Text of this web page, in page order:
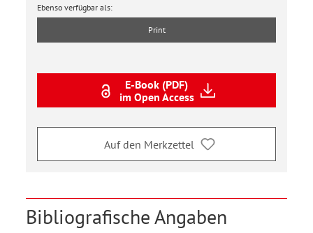
Ebenso verfügbar als:
Print
E-Book (PDF)
im Open Access
Auf den Merkzettel
Bibliografische Angaben